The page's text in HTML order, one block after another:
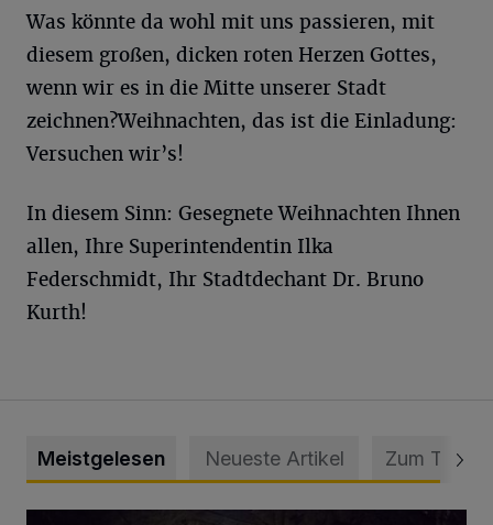
Was könnte da wohl mit uns passieren, mit
diesem großen, dicken roten Herzen Gottes,
wenn wir es in die Mitte unserer Stadt
zeichnen?Weihnachten, das ist die Einladung:
Versuchen wir’s!
In diesem Sinn: Gesegnete Weihnachten Ihnen
allen, Ihre Superintendentin Ilka
Federschmidt, Ihr Stadtdechant Dr. Bruno
Kurth!
Meistgelesen Neueste Artikel Zum Thema